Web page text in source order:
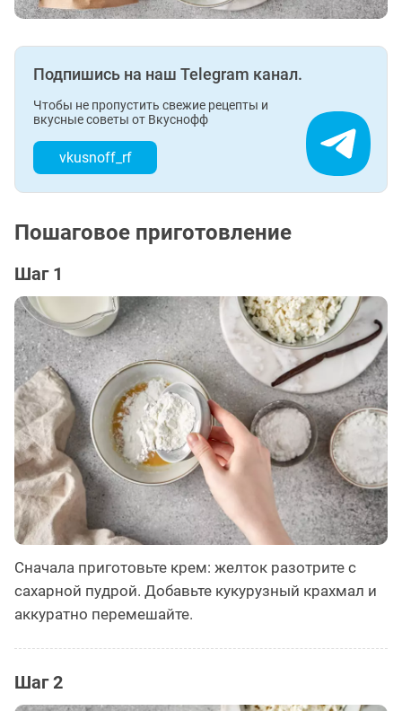
Подпишись на наш Telegram канал.
Чтобы не пропустить свежие рецепты и
вкусные советы от Вкуснофф
vkusnoff_rf
Пошаговое приготовление
Шаг 1
Сначала приготовьте крем: желток разотрите с
сахарной пудрой. Добавьте кукурузный крахмал и
аккуратно перемешайте.
Шаг 2